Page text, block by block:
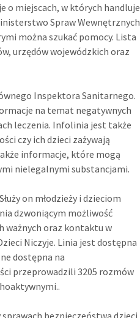
o miejscach, w których handluje
Spraw Wewnętrznych
można szukać pomocy. Lista
urzędów wojewódzkich oraz
Inspektora Sanitarnego.
na temat negatywnych
leczenia. Infolinia jest także
czy ich dzieci zażywają
informacje, które mogą
nielegalnymi substancjami.
on młodzieży i dzieciom
dzwoniącym możliwość
ważnych oraz kontaktu w
Niczyje. Linia jest dostępna
dostępna na
przeprowadzili 3205 rozmów
bezpieczeństwa dzieci.